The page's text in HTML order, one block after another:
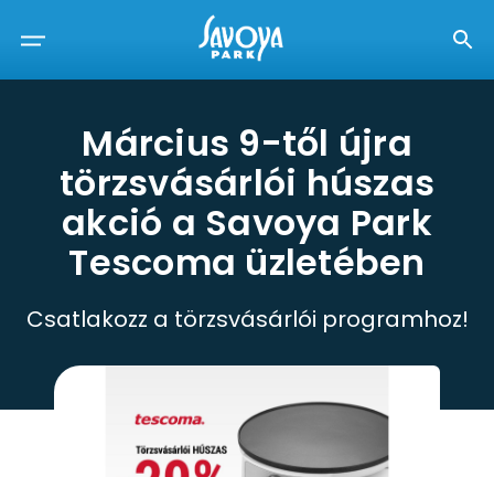
Március 9-től újra
törzsvásárlói húszas
akció a Savoya Park
Tescoma üzletében
Csatlakozz a törzsvásárlói programhoz!